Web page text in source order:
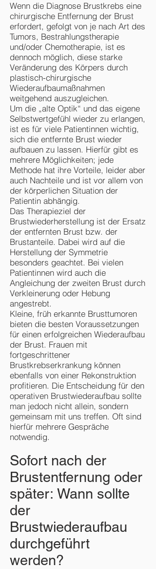
Wenn die Diagnose Brustkrebs eine
chirurgische Entfernung der Brust
erfordert, gefolgt von je nach Art des
Tumors, Bestrahlungstherapie
und/oder Chemotherapie, ist es
dennoch möglich, diese starke
Veränderung des Körpers durch
plastisch-chirurgische
Wiederaufbaumaßnahmen
weitgehend auszugleichen.
Um die „alte Optik“ und das eigene
Selbstwertgefühl wieder zu erlangen,
ist es für viele Patientinnen wichtig,
sich die entfernte Brust wieder
aufbauen zu lassen. Hierfür gibt es
mehrere Möglichkeiten; jede
Methode hat ihre Vorteile, leider aber
auch Nachteile und ist vor allem von
der körperlichen Situation der
Patientin abhängig.
Das Therapieziel der
Brustwiederherstellung ist der Ersatz
der entfernten Brust bzw. der
Brustanteile. Dabei wird auf die
Herstellung der Symmetrie
besonders geachtet. Bei vielen
Patientinnen wird auch die
Angleichung der zweiten Brust durch
Verkleinerung oder Hebung
angestrebt.
Kleine, früh erkannte Brusttumoren
bieten die besten Voraussetzungen
für einen erfolgreichen Wiederaufbau
der Brust. Frauen mit
fortgeschrittener
Brustkrebserkrankung können
ebenfalls von einer Rekonstruktion
profitieren. Die Entscheidung für den
operativen Brustwiederaufbau sollte
man jedoch nicht allein, sondern
gemeinsam mit uns treffen. Oft sind
hierfür mehrere Gespräche
notwendig.
Sofort nach der
Brustentfernung oder
später: Wann sollte
der
Brustwiederaufbau
durchgeführt
werden?